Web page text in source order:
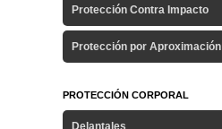
Protección Contra Impacto
Protección por Aproximación
PROTECCIÓN CORPORAL
Delantales